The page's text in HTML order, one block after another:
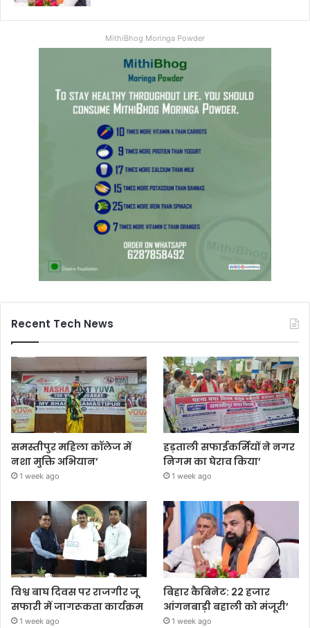
MithiBhog Moringa Powder
Recent Tech News
समस्तीपुर महिला कॉलेज में
नशा मुक्ति अभियान’
1 week ago
हड़ताली सफाईकर्मियों ने नगर
निगम का घेराव किया’
1 week ago
विश्व बाघ दिवस पर राजगीर जू
सफारी में जागरूकता कार्यक्रम
1 week ago
बिहार कैबिनेट: 22 हजार
आंगनबाड़ी बहाली को मंजूरी’
1 week ago